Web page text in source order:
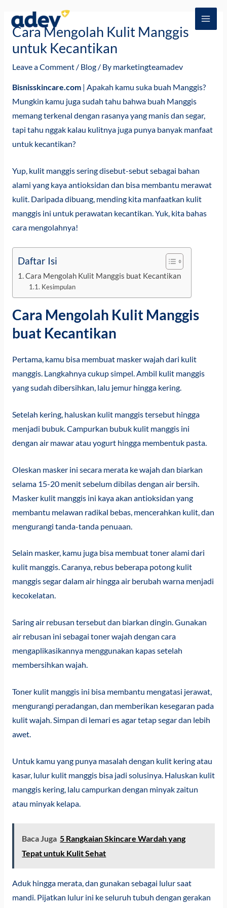
content
Cara Mengolah Kulit Manggis
untuk Kecantikan
Leave a Comment / Blog/ By marketingteamadev
Bisnisskincare.com| Apakah kamu suka buah Manggis?
Mungkin kamu juga sudah tahu bahwa buah Manggis
memang terkenal dengan rasanya yang manis dan segar,
tapi tahu nggak kalau kulitnya juga punya banyak manfaat
untuk kecantikan?
Yup, kulit manggis sering disebut-sebut sebagai bahan
alami yang kaya antioksidan dan bisa membantu merawat
kulit. Daripada dibuang, mending kita manfaatkan kulit
manggis ini untuk perawatan kecantikan. Yuk, kita bahas
cara mengolahnya!
Daftar Isi
Cara Mengolah Kulit Manggis buat Kecantikan
Kesimpulan
Cara Mengolah Kulit Manggis
buat Kecantikan
Pertama, kamu bisa membuat masker wajah dari kulit
manggis. Langkahnya cukup simpel. Ambil kulit manggis
yang sudah dibersihkan, lalu jemur hingga kering.
Setelah kering, haluskan kulit manggis tersebut hingga
menjadi bubuk. Campurkan bubuk kulit manggis ini
dengan air mawar atau yogurt hingga membentuk pasta.
Oleskan masker ini secara merata ke wajah dan biarkan
selama 15-20 menit sebelum dibilas dengan air bersih.
Masker kulit manggis ini kaya akan antioksidan yang
membantu melawan radikal bebas, mencerahkan kulit, dan
mengurangi tanda-tanda penuaan.
Selain masker, kamu juga bisa membuat toner alami dari
kulit manggis. Caranya, rebus beberapa potong kulit
manggis segar dalam air hingga air berubah warna menjadi
kecokelatan.
Saring air rebusan tersebut dan biarkan dingin. Gunakan
air rebusan ini sebagai toner wajah dengan cara
mengaplikasikannya menggunakan kapas setelah
membersihkan wajah.
Toner kulit manggis ini bisa membantu mengatasi jerawat,
mengurangi peradangan, dan memberikan kesegaran pada
kulit wajah. Simpan di lemari es agar tetap segar dan lebih
awet.
Untuk kamu yang punya masalah dengan kulit kering atau
kasar, lulur kulit manggis bisa jadi solusinya. Haluskan kulit
manggis kering, lalu campurkan dengan minyak zaitun
atau minyak kelapa.
Baca Juga 5 Rangkaian Skincare Wardah yang
Tepat untuk Kulit Sehat
Aduk hingga merata, dan gunakan sebagai lulur saat
mandi. Pijatkan lulur ini ke seluruh tubuh dengan gerakan
navigation